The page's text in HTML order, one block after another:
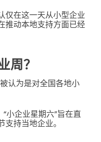
仅在这一天从小型企业
推动本地支持方面已经
周？
认为是对全国各地小
小企业星期六”旨在直
持当地企业。